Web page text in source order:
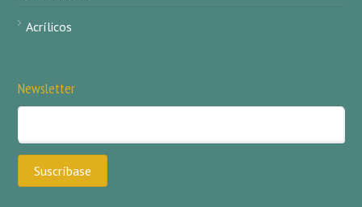
Acrílicos
Newsletter